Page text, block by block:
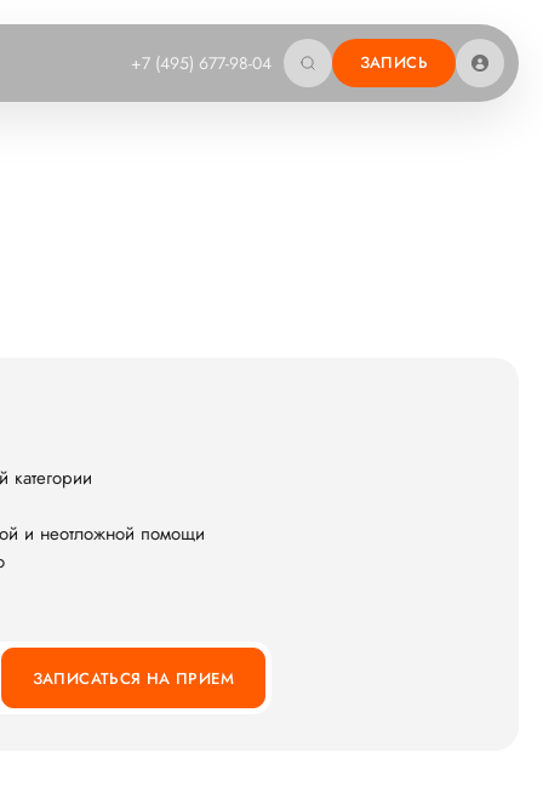
+7 (495) 677-98-04 ЗАПИСЬ
категории
и неотложной помощи
ЗАПИСАТЬСЯ НА ПРИЕМ